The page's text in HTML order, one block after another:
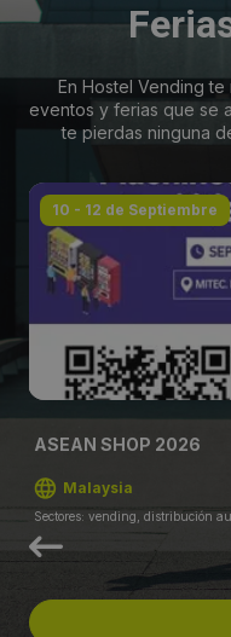
En Hostel Vending
eventos y ferias que se
te pierdas ninguna
10 - 12 de Septiembre
ASEAN SHOP 2026
Malaysia
Sectores: vending, distribución